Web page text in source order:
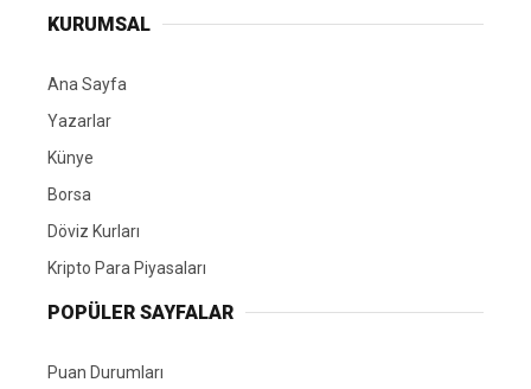
KURUMSAL
Ana Sayfa
Yazarlar
Künye
Borsa
Döviz Kurları
Kripto Para Piyasaları
POPÜLER SAYFALAR
Puan Durumları